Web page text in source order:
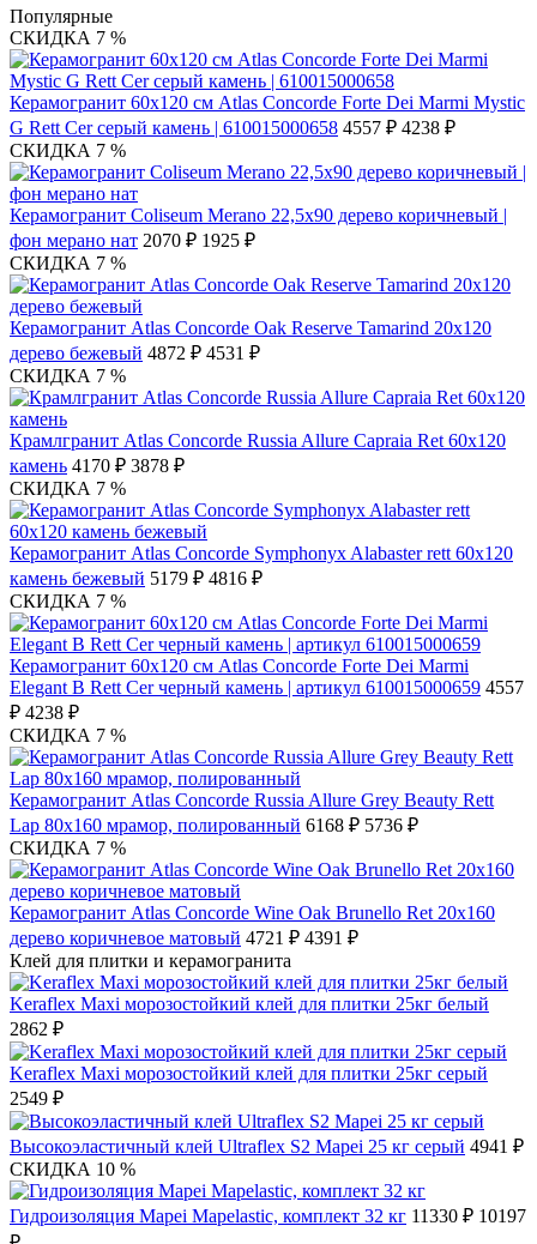
Популярные
СКИДКА 7 %
Керамогранит 60x120 см Atlas Concorde Forte Dei Marmi Mystic
G Rett Cer серый камень | 610015000658 4557 ₽ 4238 ₽
СКИДКА 7 %
Керамогранит Coliseum Merano 22,5х90 дерево коричневый |
фон мерано нат 2070 ₽ 1925 ₽
СКИДКА 7 %
Керамогранит Atlas Concorde Oak Reserve Tamarind 20х120
дерево бежевый 4872 ₽ 4531 ₽
СКИДКА 7 %
Крамлгранит Atlas Concorde Russia Allure Capraia Ret 60x120
камень 4170 ₽ 3878 ₽
СКИДКА 7 %
Керамогранит Atlas Concorde Symphonyx Alabaster rett 60х120
камень бежевый 5179 ₽ 4816 ₽
СКИДКА 7 %
Керамогранит 60x120 см Atlas Concorde Forte Dei Marmi
Elegant B Rett Cer черный камень | артикул 610015000659 4557
₽ 4238 ₽
СКИДКА 7 %
Керамогранит Atlas Concorde Russia Allure Grey Beauty Rett
Lap 80x160 мрамор, полированный 6168 ₽ 5736 ₽
СКИДКА 7 %
Керамогранит Atlas Concorde Wine Oak Brunello Ret 20х160
дерево коричневое матовый 4721 ₽ 4391 ₽
Клей для плитки и керамогранита
Keraflex Maxi морозостойкий клей для плитки 25кг белый
2862 ₽
Keraflex Maxi морозостойкий клей для плитки 25кг серый
2549 ₽
Высокоэластичный клей Ultraflex S2 Mapei 25 кг серый 4941 ₽
СКИДКА 10 %
Гидроизоляция Mapei Mapelastic, комплект 32 кг 11330 ₽ 10197